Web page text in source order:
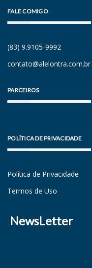
FALE COMIGO
(83) 9.9105-9992
contato@alelontra.com.br
PARCEIROS
POLÍTICA DE PRIVACIDADE
Política de Privacidade
Termos de Uso
NewsLetter